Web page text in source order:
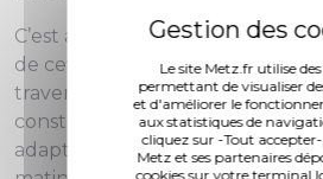
Le site Metz.fr utilise
permettant de visualiser
et d'améliorer le
aux statistiques de
cliquez sur -Tout
Metz et ses partenaires
cookies sur votre terminal
C’est ainsi que ce mercredi 16
de cette année de travail ont
travers la restitution d’un
construire collectivement des
adaptées. Outre les publics